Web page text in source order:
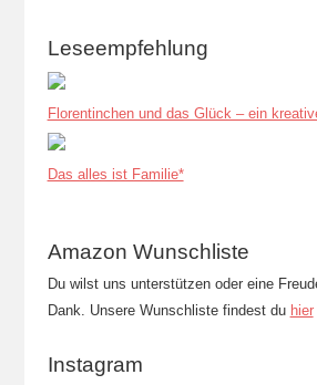
Leseempfehlung
Florentinchen und das Glück – ein
Das alles ist Familie*
Amazon Wunschliste
Du wilst uns unterstützen oder eine
Dank. Unsere Wunschliste findest du hier
Instagram